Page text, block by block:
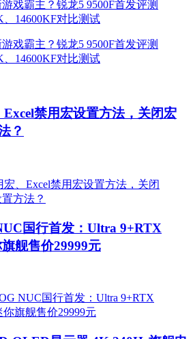
禁用宏设置方法，关闭宏
？
国行首发：Ultra 9+RTX
舰售价29999元